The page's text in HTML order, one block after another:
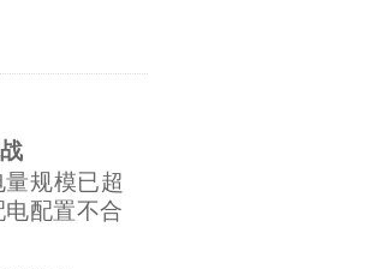
规模已超
配置不合